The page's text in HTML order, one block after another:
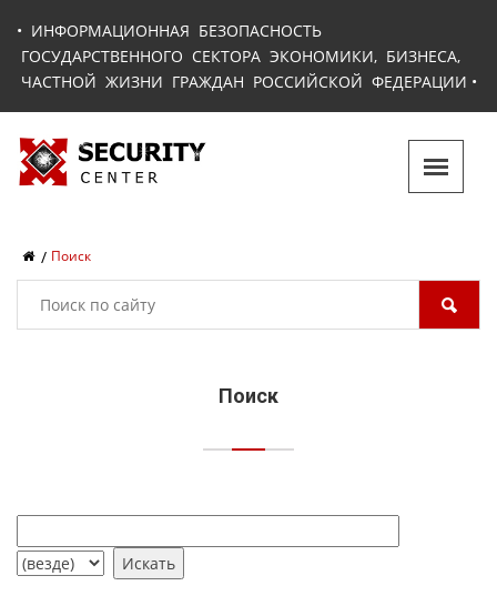
• ИНФОРМАЦИОННАЯ БЕЗОПАСНОСТЬ
ГОСУДАРСТВЕННОГО СЕКТОРА ЭКОНОМИКИ, БИЗНЕСА,
ЧАСТНОЙ ЖИЗНИ ГРАЖДАН РОССИЙСКОЙ ФЕДЕРАЦИИ •
Поиск
Поиск